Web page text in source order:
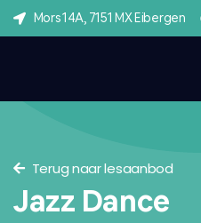
Mors 14A, 7151 MX Eibergen
Terug naar lesaanbod
Jazz Dance